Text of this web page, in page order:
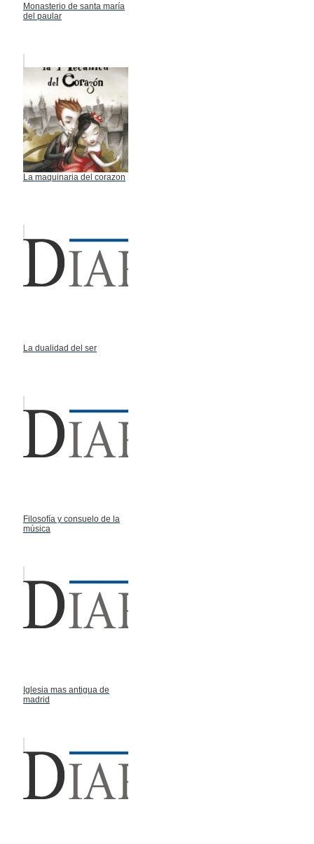
Monasterio de santa maría
del paular
La maquinaria del corazon
La dualidad del ser
Filosofía y consuelo de la
música
Iglesia mas antigua de
madrid